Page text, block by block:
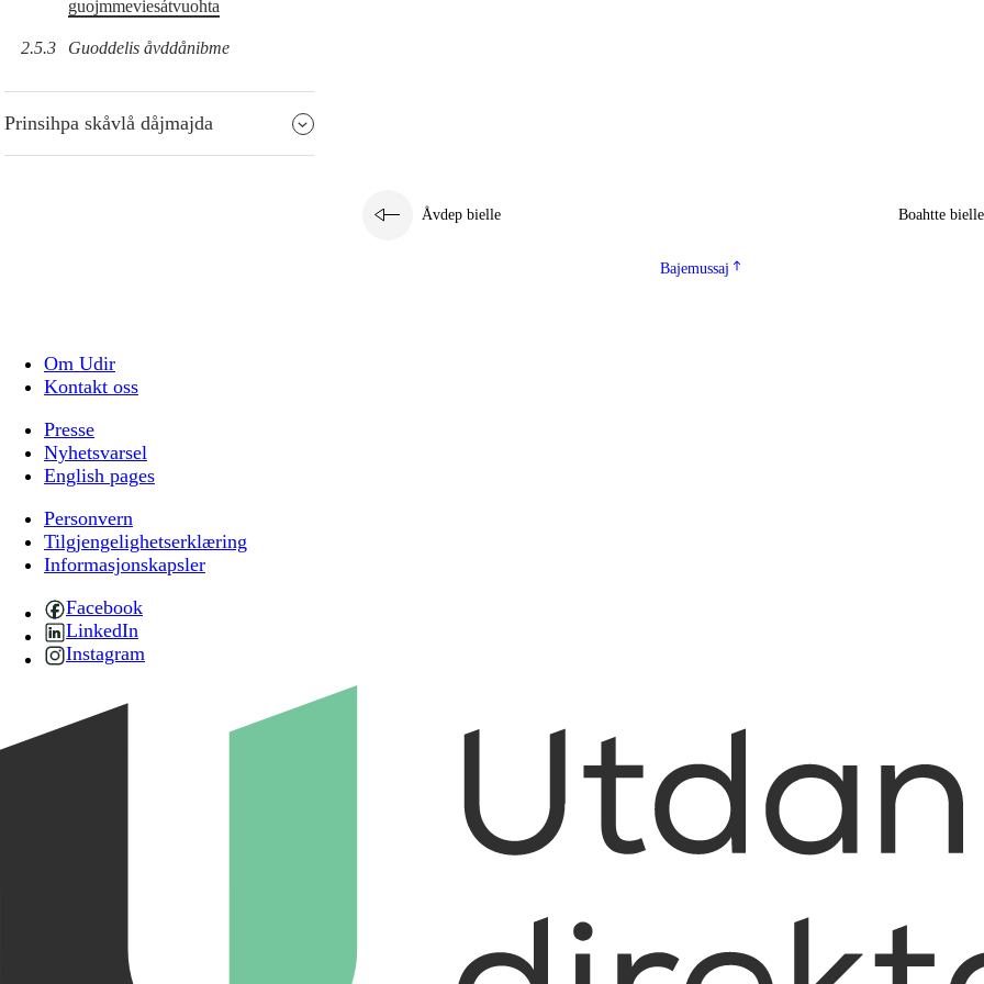
guojmmeviesátvuohta
2.5.3 Guoddelis åvddånibme
Prinsihpa skåvlå dåjmajda
Åvdep bielle Boahtte bielle
Bajemussaj
Om Udir
Kontakt oss
Presse
Nyhetsvarsel
English pages
Personvern
Tilgjengelighetserklæring
Informasjonskapsler
Facebook
LinkedIn
Instagram